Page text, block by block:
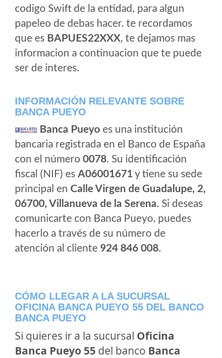
codigo Swift de la entidad, para algun
papeleo de debas hacer. te recordamos
que es BAPUES22XXX, te dejamos mas
informacion a continuacion que te puede
ser de interes.
INFORMACIÓN RELEVANTE SOBRE
BANCA PUEYO
Banca Pueyo es una institución
bancaria registrada en el Banco de España
con el número 0078. Su identificación
fiscal (NIF) es A06001671 y tiene su sede
principal en Calle Virgen de Guadalupe, 2,
06700, Villanueva de la Serena. Si deseas
comunicarte con Banca Pueyo, puedes
hacerlo a través de su número de
atención al cliente 924 846 008.
CÓMO LLEGAR A LA SUCURSAL
OFICINA BANCA PUEYO 55 DEL BANCO
BANCA PUEYO
Si quieres ir a la sucursal Oficina
Banca Pueyo 55 del banco Banca